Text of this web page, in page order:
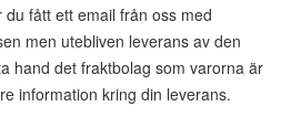
fått ett email från oss med
men utebliven leverans av den
hand det fraktbolag som varorna är
information kring din leverans.